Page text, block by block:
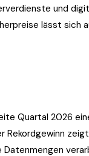
und
lässt sich
Quartal 2026